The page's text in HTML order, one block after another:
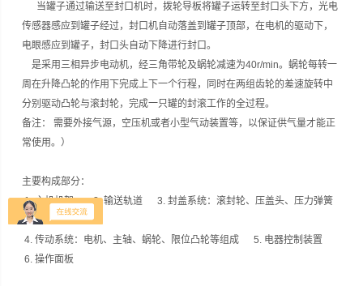
当罐子通过输送至封口机时，拨轮导板将罐子运转至封口头下方，光电
传感器感应到罐子经过，封口机自动落盖到罐子顶部，在电机的驱动下，
电眼感应到罐子，封口头自动下降进行封口。
是采用三相异步电动机，经三角带轮及蜗轮减速为40r/min。蜗轮每转一
周在升降凸轮的作用下完成上下一个行程，同时在两组齿轮的差速旋转中
分别驱动凸轮与滚封轮，完成一只罐的封滚工作的全过程。
备注：
需要外接气源，空压机或者小型气动装置等，以保证供气量才能正
常使用。）
主要构成部分：
1.主机机架 2.输送轨道3.封盖系统：滚封轮、压盖头、压力弹簧
等组成
4.传动系统：电机、主轴、蜗轮、限位凸轮等组成 5. 电器控制装置
6.操作面板